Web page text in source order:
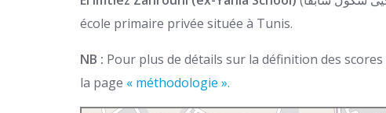
école primaire privée située à Tunis.
NB : Pour plus de détails sur la définition des scores
la page « méthodologie ».